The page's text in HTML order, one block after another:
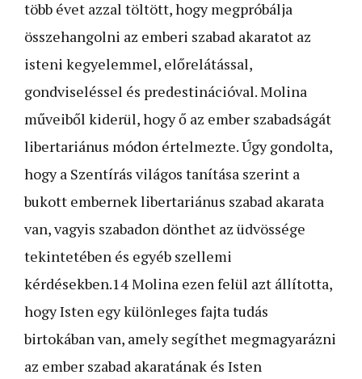
több évet azzal töltött, hogy megpróbálja
összehangolni az emberi szabad akaratot az
isteni kegyelemmel, előrelátással,
gondviseléssel és predestinációval. Molina
műveiből kiderül, hogy ő az ember szabadságát
libertariánus módon értelmezte. Úgy gondolta,
hogy a Szentírás világos tanítása szerint a
bukott embernek libertariánus szabad akarata
van, vagyis szabadon dönthet az üdvössége
tekintetében és egyéb szellemi
kérdésekben.14 Molina ezen felül azt állította,
hogy Isten egy különleges fajta tudás
birtokában van, amely segíthet megmagyarázni
az ember szabad akaratának és Isten